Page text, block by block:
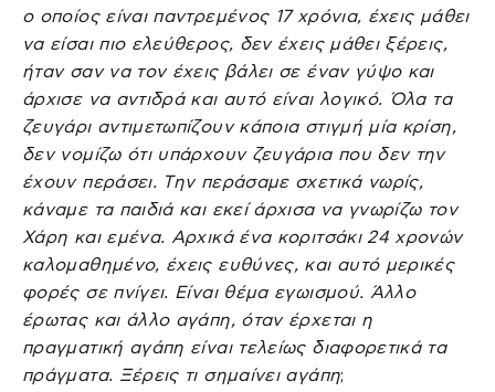
ο οποίος είναι παντρεμένος 17 χρόνια, έχεις μάθει
να είσαι πιο ελεύθερος, δεν έχεις μάθει ξέρεις,
ήταν σαν να τον έχεις βάλει σε έναν γύψο και
άρχισε να αντιδρά και αυτό είναι λογικό. Όλα τα
ζευγάρι αντιμετωπίζουν κάποια στιγμή μία κρίση,
δεν νομίζω ότι υπάρχουν ζευγάρια που δεν την
έχουν περάσει. Την περάσαμε σχετικά νωρίς,
κάναμε τα παιδιά και εκεί άρχισα να γνωρίζω τον
Χάρη και εμένα. Αρχικά ένα κοριτσάκι 24 χρονών
καλομαθημένο, έχεις ευθύνες, και αυτό μερικές
φορές σε πνίγει. Είναι θέμα εγωισμού. Άλλο
έρωτας και άλλο αγάπη, όταν έρχεται η
πραγματική αγάπη είναι τελείως διαφορετικά τα
πράγματα. Ξέρεις τι σημαίνει αγάπη;